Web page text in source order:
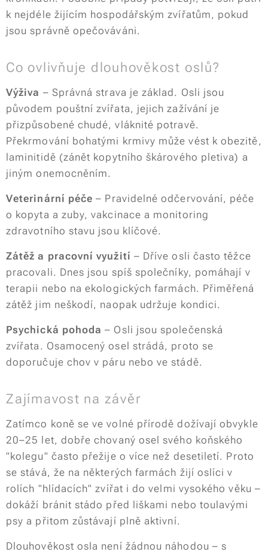
k nejdéle žijícím hospodářským zvířatům, pokud
jsou správně opečováváni.
Co ovlivňuje dlouhověkost oslů?
Výživa – Správná strava je základ. Osli jsou
původem pouštní zvířata, jejich zažívání je
přizpůsobené chudé, vláknité potravě.
Překrmování bohatými krmivy může vést k obezitě,
laminitidě (zánět kopytního škárového pletiva) a
jiným onemocněním.
Veterinární péče – Pravidelné odčervování, péče
o kopyta a zuby, vakcinace a monitoring
zdravotního stavu jsou klíčové.
Zátěž a pracovní využití – Dříve osli často těžce
pracovali. Dnes jsou spíš společníky, pomáhají v
terapii nebo na ekologických farmách. Přiměřená
zátěž jim neškodí, naopak udržuje kondici.
Psychická pohoda – Osli jsou společenská
zvířata. Osamocený osel strádá, proto se
doporučuje chov v páru nebo ve stádě.
Zajímavost na závěr
Zatímco koně se ve volné přírodě dožívají obvykle
20–25 let, dobře chovaný osel svého koňského
"kolegu" často přežije o více než desetiletí. Proto
se stává, že na některých farmách žijí oslíci v
rolích "hlídacích" zvířat i do velmi vysokého věku –
dokáží bránit stádo před liškami nebo toulavými
psy a přitom zůstávají plně aktivní.
Dlouhověkost osla není žádnou náhodou – s